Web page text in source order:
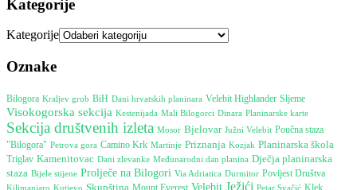
Kategorije
Kategorije
Oznake
Bilogora Kraljev grob BiH Dani hrvatskih planinara Velebit Highlander Sljeme
Visokogorska sekcija Kestenijada Mali Bilogorci Dinara Planinarske karte
Sekcija društvenih izleta Mosor Bjelovar Južni Velebit Poučna staza
"Bilogora" Petrova gora Camino Krk Martinje Priznanja Kozjak Planinarska škola
Triglav Kamenitovac Dani zlevanke Međunarodni dan planina Dječja planinarska
staza Bijele stijene Prolječe na Bilogori Via Adriatica Durmitor Povijest Društva
Kilimanjaro Kutjevo Skupština Mount Everest Velebit Ježići Petar Svačić Klek